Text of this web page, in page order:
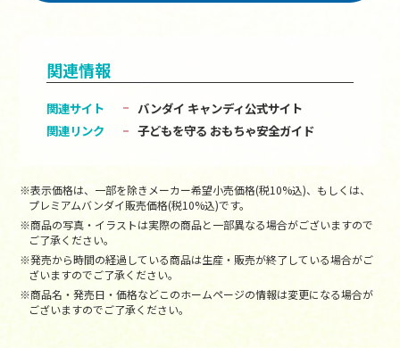
関連情報
関連サイト
バンダイ キャンディ公式サイト
関連リンク
子どもを守る おもちゃ安全ガイド
※表示価格は、一部を除きメーカー希望小売価格(税10%込)、もしくは、
プレミアムバンダイ販売価格(税10%込)です。
※商品の写真・イラストは実際の商品と一部異なる場合がございますので
ご了承ください。
※発売から時間の経過している商品は生産・販売が終了している場合がご
ざいますのでご了承ください。
※商品名・発売日・価格などこのホームページの情報は変更になる場合が
ございますのでご了承ください。